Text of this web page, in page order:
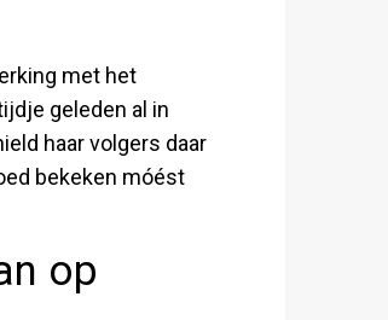
met het
geleden al in
haar volgers daar
bekeken móést
op